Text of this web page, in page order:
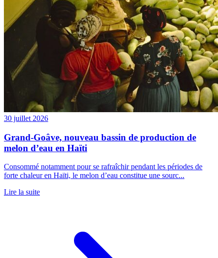
30 juillet 2026
Grand-Goâve, nouveau bassin de production de
melon d’eau en Haïti
Consommé notamment pour se rafraîchir pendant les périodes de
forte chaleur en Haïti, le melon d’eau constitue une sourc...
Lire la suite